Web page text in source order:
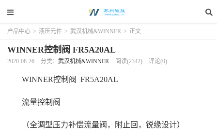
产品中心 > 液压元件 > 武汉机械&WINNER > 正文
WINNER控制阀 FR5A20AL
2020-08-26 分类： 武汉机械&WINNER 阅读(2342) 评论(0)
WINNER控制阀 FR5A20AL
流量控制阀
（全调型压力补偿流量阀，附止回，锐缘设计）